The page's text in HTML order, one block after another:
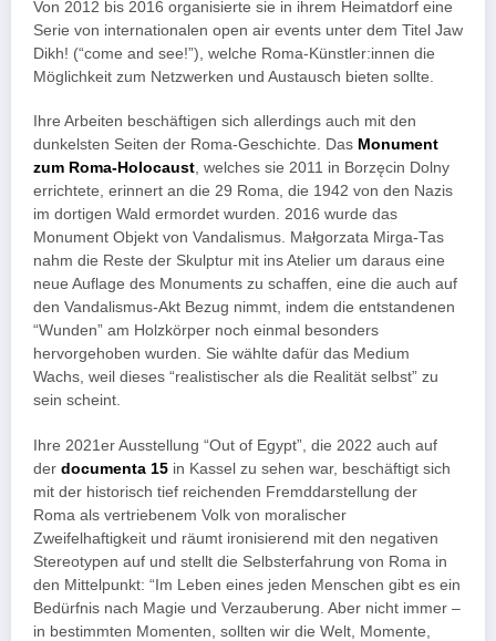
Von 2012 bis 2016 organisierte sie in ihrem Heimatdorf eine
Serie von internationalen open air events unter dem Titel Jaw
Dikh! (“come and see!”), welche Roma-Künstler:innen die
Möglichkeit zum Netzwerken und Austausch bieten sollte.
Ihre Arbeiten beschäftigen sich allerdings auch mit den
dunkelsten Seiten der Roma-Geschichte. Das Monument
zum Roma- Holocaust, welches sie 2011 in Borzęcin Dolny
errichtete, erinnert an die 29 Roma, die 1942 von den Nazis
im dortigen Wald ermordet wurden. 2016 wurde das
Monument Objekt von Vandalismus. Małgorzata Mirga-Tas
nahm die Reste der Skulptur mit ins Atelier um daraus eine
neue Auflage des Monuments zu schaffen, eine die auch auf
den Vandalismus-Akt Bezug nimmt, indem die entstandenen
“Wunden” am Holzkörper noch einmal besonders
hervorgehoben wurden. Sie wählte dafür das Medium
Wachs, weil dieses “realistischer als die Realität selbst” zu
sein scheint.
Ihre 2021er Ausstellung “Out of Egypt”, die 2022 auch auf
der documenta 15 in Kassel zu sehen war, beschäftigt sich
mit der historisch tief reichenden Fremddarstellung der
Roma als vertriebenem Volk von moralischer
Zweifelhaftigkeit und räumt ironisierend mit den negativen
Stereotypen auf und stellt die Selbsterfahrung von Roma in
den Mittelpunkt: “Im Leben eines jeden Menschen gibt es ein
Bedürfnis nach Magie und Verzauberung. Aber nicht immer –
in bestimmten Momenten, sollten wir die Welt, Momente,